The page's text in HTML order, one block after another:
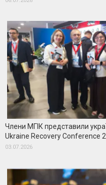
Члени МГІК представили
Ukraine Recovery Conference
03.07.2026